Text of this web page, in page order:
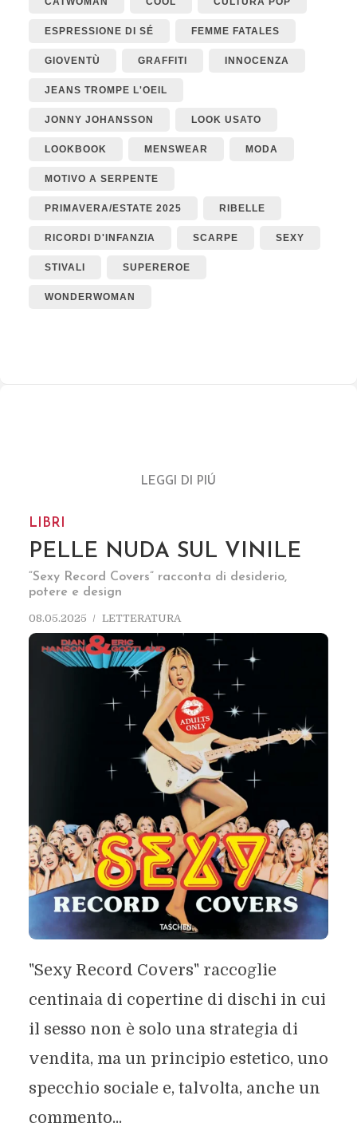
ESPRESSIONE DI SÉ FEMME FATALES
GIOVENTÙ GRAFFITI INNOCENZA
JEANS TROMPE L'OEIL
JONNY JOHANSSON LOOK USATO
LOOKBOOK MENSWEAR MODA
MOTIVO A SERPENTE
PRIMAVERA/ESTATE 2025 RIBELLE
RICORDI D'INFANZIA SCARPE SEXY
STIVALI SUPEREROE
WONDERWOMAN
LEGGI DI PIÚ
LIBRI
PELLE NUDA SUL VINILE
“Sexy Record Covers” racconta di desiderio,
potere e design
08.05.2025 LETTERATURA
"Sexy Record Covers" raccoglie
centinaia di copertine di dischi in cui
il sesso non è solo una strategia di
vendita, ma un principio estetico, uno
specchio sociale e, talvolta, anche un
commento...